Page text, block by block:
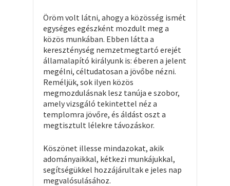
Öröm volt látni, ahogy a közösség ismét
egységes egészként mozdult meg a
közös munkában. Ebben látta a
kereszténység nemzetmegtartó erejét
államalapító királyunk is: éberen a jelent
megélni, céltudatosan a jövőbe nézni.
Reméljük, sok ilyen közös
megmozdulásnak lesz tanúja e szobor,
amely vizsgáló tekintettel néz a
templomra jövőre, és áldást oszt a
megtisztult lélekre távozáskor.
Köszönet illesse mindazokat, akik
adományaikkal, kétkezi munkájukkal,
segítségükkel hozzájárultak e jeles nap
megvalósulásához.